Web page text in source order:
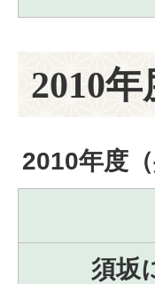
2010年
2010年度
須坂